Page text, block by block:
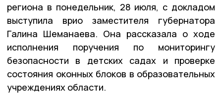
региона в понедельник, 28 июля, с докладом
выступила врио заместителя губернатора
Галина Шеманаева. Она рассказала о ходе
исполнения поручения по мониторингу
безопасности в детских садах и проверке
состояния оконных блоков в образовательных
учреждениях области.